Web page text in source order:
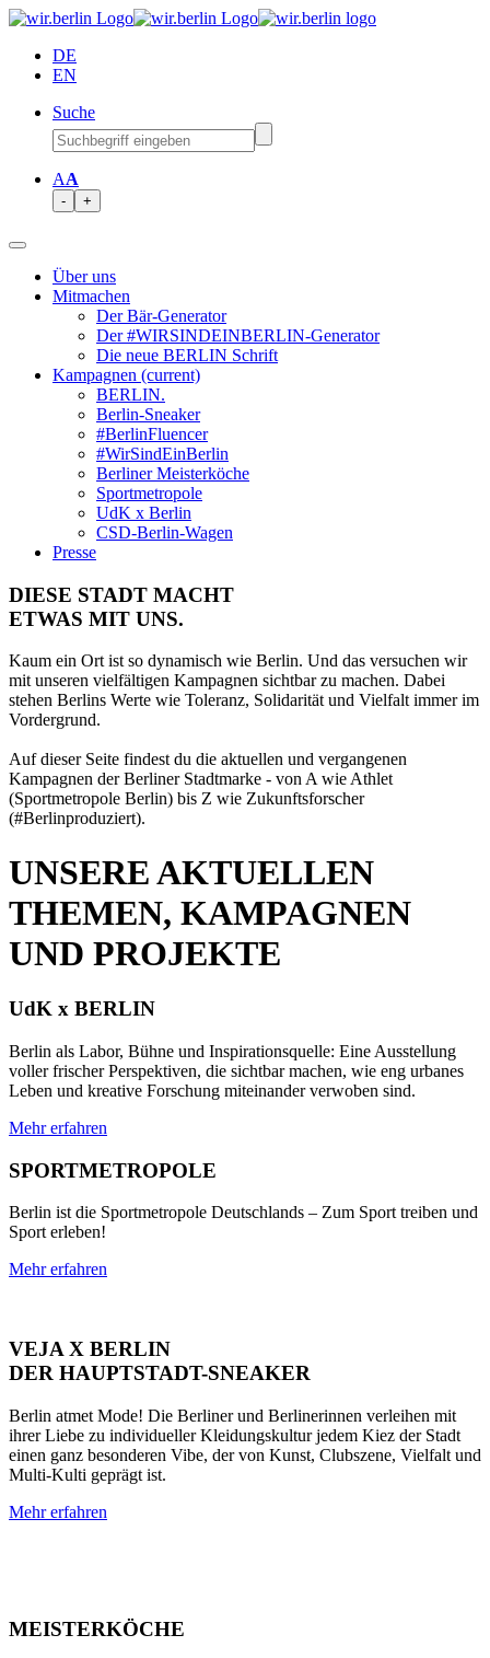
DE
EN
Suche
AA
- +
Über uns
Mitmachen
Der Bär-Generator
Der #WIRSINDEINBERLIN-Generator
Die neue BERLIN Schrift
Kampagnen (current)
BERLIN.
Berlin-Sneaker
#BerlinFluencer
#WirSindEinBerlin
Berliner Meisterköche
Sportmetropole
UdK x Berlin
CSD-Berlin-Wagen
Presse
DIESE STADT MACHT
ETWAS MIT UNS.
Kaum ein Ort ist so dynamisch wie Berlin. Und das versuchen wir
mit unseren vielfältigen Kampagnen sichtbar zu machen. Dabei
stehen Berlins Werte wie Toleranz, Solidarität und Vielfalt immer im
Vordergrund.
Auf dieser Seite findest du die aktuellen und vergangenen
Kampagnen der Berliner Stadtmarke - von A wie Athlet
(Sportmetropole Berlin) bis Z wie Zukunftsforscher
(#Berlinproduziert).
UNSERE AKTUELLEN
THEMEN, KAMPAGNEN
UND PROJEKTE
UdK x BERLIN
Berlin als Labor, Bühne und Inspirationsquelle: Eine Ausstellung
voller frischer Perspektiven, die sichtbar machen, wie eng urbanes
Leben und kreative Forschung miteinander verwoben sind.
Mehr erfahren
SPORTMETROPOLE
Berlin ist die Sportmetropole Deutschlands – Zum Sport treiben und
Sport erleben!
Mehr erfahren
VEJA X BERLIN
DER HAUPTSTADT-SNEAKER
Berlin atmet Mode! Die Berliner und Berlinerinnen verleihen mit
ihrer Liebe zu individueller Kleidungskultur jedem Kiez der Stadt
einen ganz besonderen Vibe, der von Kunst, Clubszene, Vielfalt und
Multi-Kulti geprägt ist.
Mehr erfahren
MEISTERKÖCHE